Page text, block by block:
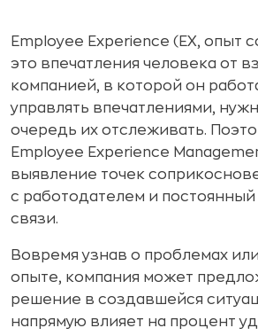
Employee Experience (EX, опыт
это впечатления человека от
компанией, в которой он
управлять впечатлениями,
очередь их отслеживать.
Employee Experience
выявление точек
с работодателем и
связи.
Вовремя узнав о проблемах
опыте, компания может
решение в создавшейся
напрямую влияет на процент